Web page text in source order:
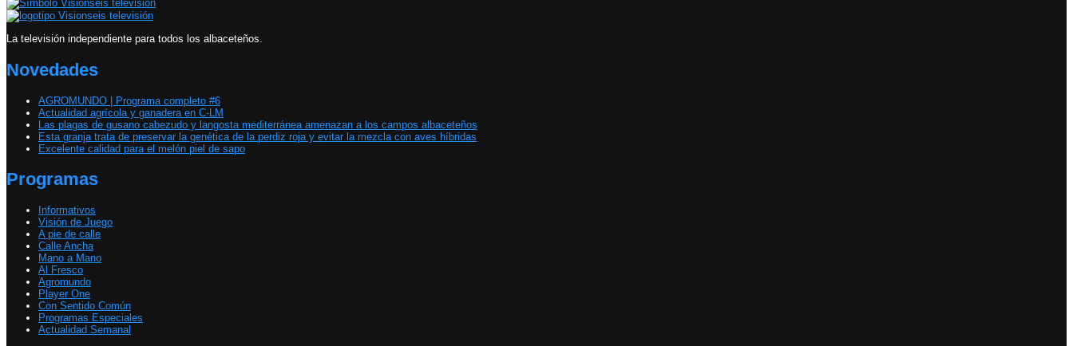
La televisión independiente para todos los albaceteños.
Novedades
AGROMUNDO | Programa completo #6
Actualidad agrícola y ganadera en C-LM
Las plagas de gusano cabezudo y langosta mediterránea amenazan a los campos albaceteños
Esta granja trata de preservar la genética de la perdiz roja y evitar la mezcla con aves híbridas
Excelente calidad para el melón piel de sapo
Programas
Informativos
Visión de Juego
A pie de calle
Calle Ancha
Mano a Mano
Al Fresco
Agromundo
Player One
Con Sentido Común
Programas Especiales
Actualidad Semanal